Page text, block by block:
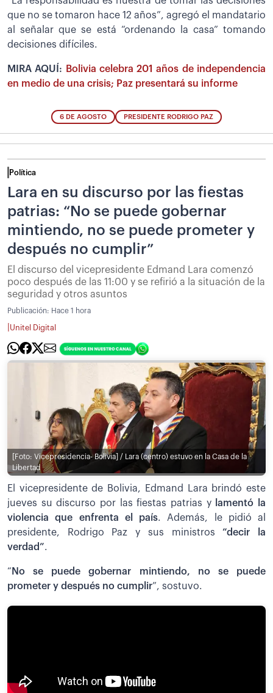
que no se tomaron hace 12 años”, agregó el mandatario
al señalar que se está “ordenando la casa” tomando
decisiones difíciles.
MIRA AQUÍ:
Bolivia celebra 201 años de independencia
en medio de una crisis; Paz presentará su informe
6 DE AGOSTO PRESIDENTE RODRIGO PAZ
Política
Lara en su discurso por las fiestas
patrias: “No se puede gobernar
mintiendo, no se puede prometer y
después no cumplir”
El discurso del vicepresidente Edmand Lara comenzó
poco después de las 11:00 y se refirió a la situación de la
seguridad y otros asuntos
Publicación: Hace 1 hora
Unitel Digital
[Foto: Vicepresidencia- Bolivia] / Lara (centro) estuvo en la Casa de la
Libertad
El vicepresidente de Bolivia, Edmand Lara brindó este
jueves su discurso por las fiestas patrias y
lamentó la
violencia que enfrenta el país. Además, le pidió al
presidente, Rodrigo Paz y sus ministros“decir la
verdad”.
“ No se puede gobernar mintiendo, no se puede
prometer y después no cumplir”, sostuvo.